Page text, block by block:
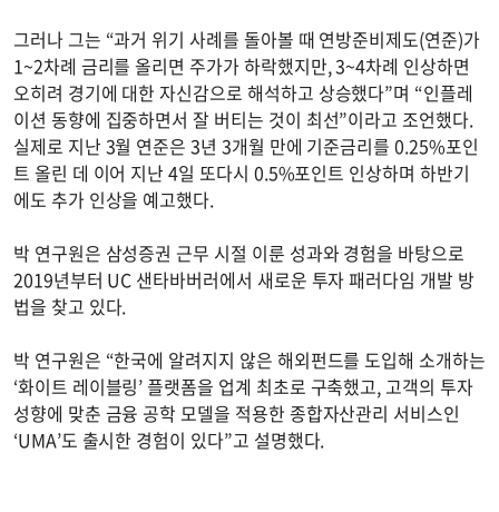
그러나 그는 “과거 위기 사례를 돌아볼 때 연방준비제도(연준)가
1~2차례 금리를 올리면 주가가 하락했지만, 3~4차례 인상하면
오히려 경기에 대한 자신감으로 해석하고 상승했다”며 “인플레
이션 동향에 집중하면서 잘 버티는 것이 최선”이라고 조언했다.
실제로 지난 3월 연준은 3년 3개월 만에 기준금리를 0.25%포인
트 올린 데 이어 지난 4일 또다시 0.5%포인트 인상하며 하반기
에도 추가 인상을 예고했다.
박 연구원은 삼성증권 근무 시절 이룬 성과와 경험을 바탕으로
2019년부터 UC 샌타바버러에서 새로운 투자 패러다임 개발 방
법을 찾고 있다.
박 연구원은 “한국에 알려지지 않은 해외펀드를 도입해 소개하는
‘화이트 레이블링’ 플랫폼을 업계 최초로 구축했고, 고객의 투자
성향에 맞춘 금융 공학 모델을 적용한 종합자산관리 서비스인
‘UMA’도 출시한 경험이 있다”고 설명했다.